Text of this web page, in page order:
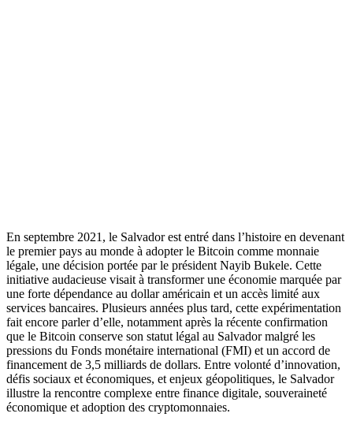
En septembre 2021, le Salvador est entré dans l’histoire en devenant
le premier pays au monde à adopter le Bitcoin comme monnaie
légale, une décision portée par le président Nayib Bukele. Cette
initiative audacieuse visait à transformer une économie marquée par
une forte dépendance au dollar américain et un accès limité aux
services bancaires. Plusieurs années plus tard, cette expérimentation
fait encore parler d’elle, notamment après la récente confirmation
que le Bitcoin conserve son statut légal au Salvador malgré les
pressions du Fonds monétaire international (FMI) et un accord de
financement de 3,5 milliards de dollars. Entre volonté d’innovation,
défis sociaux et économiques, et enjeux géopolitiques, le Salvador
illustre la rencontre complexe entre finance digitale, souveraineté
économique et adoption des cryptomonnaies.